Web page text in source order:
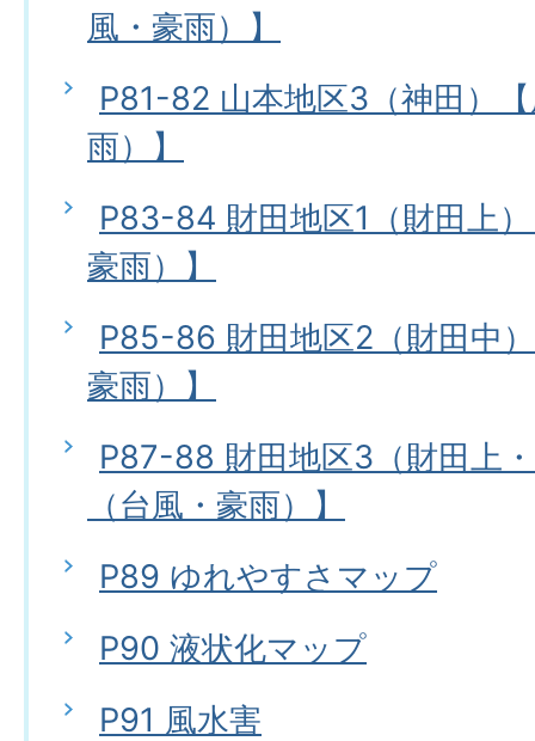
風・豪雨）】
P81-82 山本地区3（神田）
雨）】
P83-84 財田地区1（財田上
豪雨）】
P85-86 財田地区2（財田中
豪雨）】
P87-88 財田地区3（財田上
（台風・豪雨）】
P89 ゆれやすさマップ
P90 液状化マップ
P91 風水害